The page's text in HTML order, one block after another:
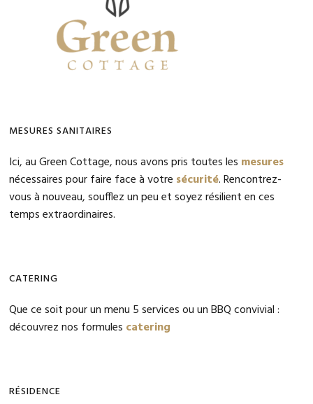
MESURES SANITAIRES
Ici, au Green Cottage, nous avons pris toutes les mesures
nécessaires pour faire face à votre sécurité. Rencontrez-
vous à nouveau, soufflez un peu et soyez résilient en ces
temps extraordinaires.
CATERING
Que ce soit pour un menu 5 services ou un BBQ convivial :
découvrez nos formules catering
RÉSIDENCE